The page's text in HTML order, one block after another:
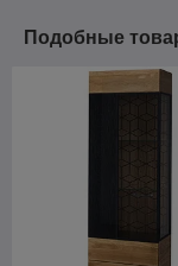
Подобные